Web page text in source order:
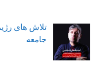
تلاش های
جامعه